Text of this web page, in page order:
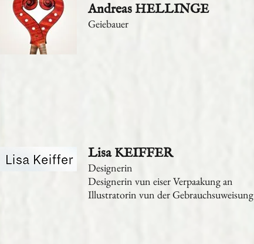
Andreas HELLINGE
Geiebauer
Lisa KEIFFER
Designerin
Designerin vun eiser Verpaakung an
Illustratorin vun der Gebrauchsuweisung